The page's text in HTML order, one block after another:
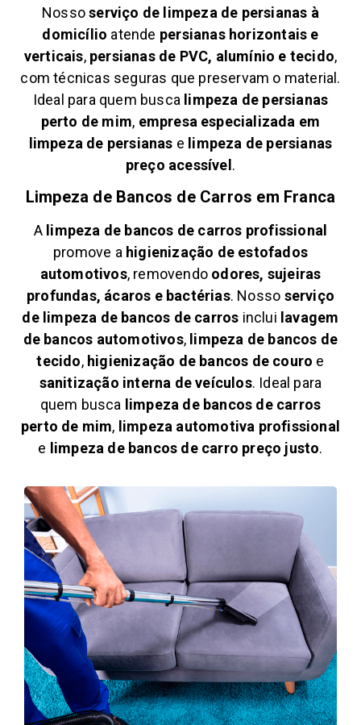
Nossoserviço de limpeza de persianas à
domicílio atende persianas horizontais e
verticais, persianas de PVC, alumínio e tecido,
com técnicas seguras que preservam o material.
Ideal para quem busca limpeza de persianas
perto de mim, empresa especializada em
limpeza de persianas e limpeza de persianas
preço acessível.
Limpeza de Bancos de Carros em Franca
A limpeza de bancos de carros profissional
promove a higienização de estofados
automotivos, removendo odores, sujeiras
profundas, ácaros e bactérias. Nosso serviço
de limpeza de bancos de carros inclui lavagem
de bancos automotivos, limpeza de bancos de
tecido, higienização de bancos de couro e
sanitização interna de veículos. Ideal para
quem busca limpeza de bancos de carros
perto de mim, limpeza automotiva profissional
e limpeza de bancos de carro preço justo.